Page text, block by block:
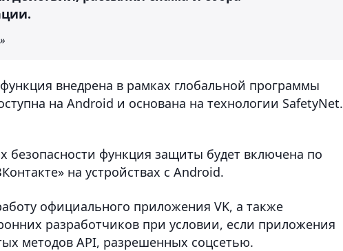
внедрена в рамках глобальной программы
на Android и основана на технологии SafetyNet.
безопасности функция защиты будет включена по
на устройствах c Android.
официального приложения VK, а также
разработчиков при условии, если приложения
методов API, разрешенных соцсетью.